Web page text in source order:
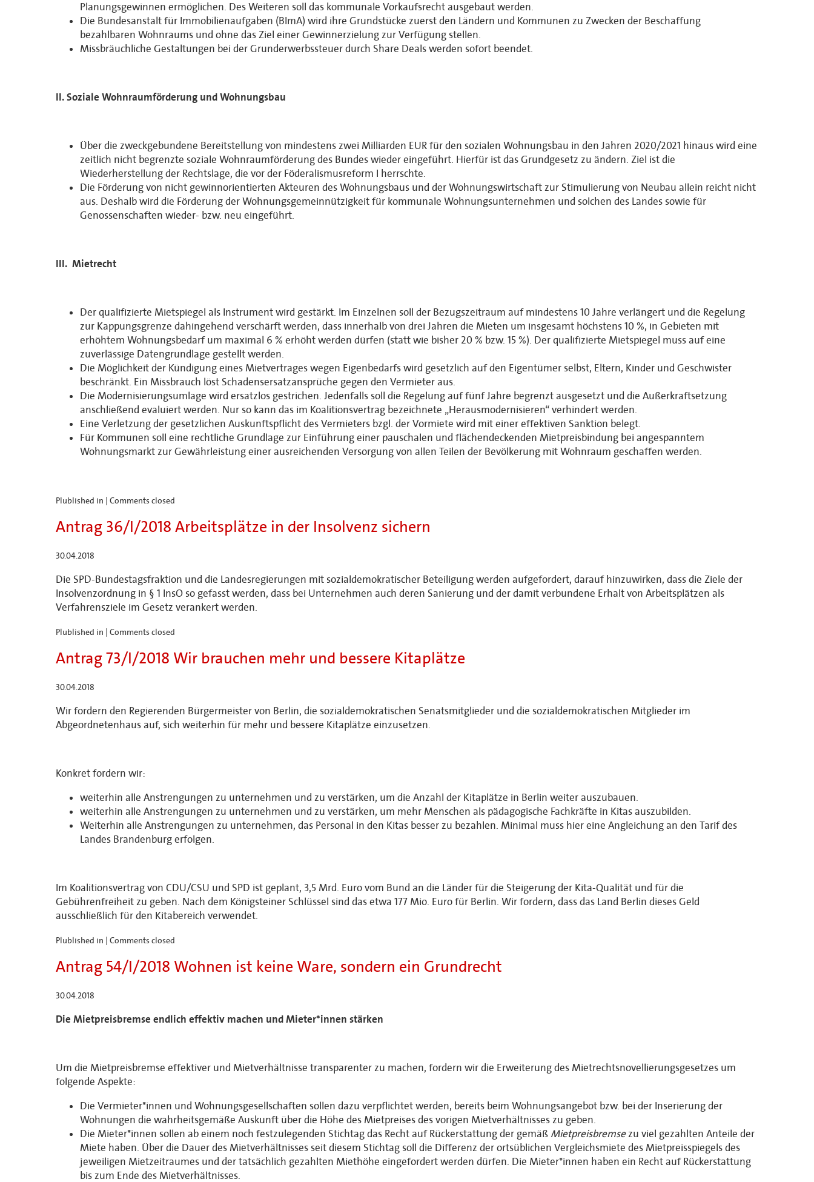
Planungsgewinnen ermöglichen. Des Weiteren soll das kommunale Vorkaufsrecht ausgebaut werden.
Die Bundesanstalt für Immobilienaufgaben (BImA) wird ihre Grundstücke zuerst den Ländern und Kommunen zu Zwecken der Beschaffung
bezahlbaren Wohnraums und ohne das Ziel einer Gewinnerzielung zur Verfügung stellen.
Missbräuchliche Gestaltungen bei der Grunderwerbssteuer durch Share Deals werden sofort beendet.
II. Soziale Wohnraumförderung und Wohnungsbau
Über die zweckgebundene Bereitstellung von mindestens zwei Milliarden EUR für den sozialen Wohnungsbau in den Jahren 2020/2021 hinaus wird eine
zeitlich nicht begrenzte soziale Wohnraumförderung des Bundes wieder eingeführt. Hierfür ist das Grundgesetz zu ändern. Ziel ist die
Wiederherstellung der Rechtslage, die vor der Föderalismusreform I herrschte.
Die Förderung von nicht gewinnorientierten Akteuren des Wohnungsbaus und der Wohnungswirtschaft zur Stimulierung von Neubau allein reicht nicht
aus. Deshalb wird die Förderung der Wohnungsgemeinnützigkeit für kommunale Wohnungsunternehmen und solchen des Landes sowie für
Genossenschaften wieder- bzw. neu eingeführt.
III. Mietrecht
Der qualifizierte Mietspiegel als Instrument wird gestärkt. Im Einzelnen soll der Bezugszeitraum auf mindestens 10 Jahre verlängert und die Regelung
zur Kappungsgrenze dahingehend verschärft werden, dass innerhalb von drei Jahren die Mieten um insgesamt höchstens 10 %, in Gebieten mit
erhöhtem Wohnungsbedarf um maximal 6 % erhöht werden dürfen (statt wie bisher 20 % bzw. 15 %). Der qualifizierte Mietspiegel muss auf eine
zuverlässige Datengrundlage gestellt werden.
Die Möglichkeit der Kündigung eines Mietvertrages wegen Eigenbedarfs wird gesetzlich auf den Eigentümer selbst, Eltern, Kinder und Geschwister
beschränkt. Ein Missbrauch löst Schadensersatzansprüche gegen den Vermieter aus.
Die Modernisierungsumlage wird ersatzlos gestrichen. Jedenfalls soll die Regelung auf fünf Jahre begrenzt ausgesetzt und die Außerkraftsetzung
anschließend evaluiert werden. Nur so kann das im Koalitionsvertrag bezeichnete „Herausmodernisieren“ verhindert werden.
Eine Verletzung der gesetzlichen Auskunftspflicht des Vermieters bzgl. der Vormiete wird mit einer effektiven Sanktion belegt.
Für Kommunen soll eine rechtliche Grundlage zur Einführung einer pauschalen und flächendeckenden Mietpreisbindung bei angespanntem
Wohnungsmarkt zur Gewährleistung einer ausreichenden Versorgung von allen Teilen der Bevölkerung mit Wohnraum geschaffen werden.
Plublished in | Comments closed
Antrag 36/I/2018 Arbeitsplätze in der Insolvenz sichern
30.04.2018
Die SPD-Bundestagsfraktion und die Landesregierungen mit sozialdemokratischer Beteiligung werden aufgefordert, darauf hinzuwirken, dass die Ziele der
Insolvenzordnung in § 1 InsO so gefasst werden, dass bei Unternehmen auch deren Sanierung und der damit verbundene Erhalt von Arbeitsplätzen als
Verfahrensziele im Gesetz verankert werden.
Plublished in | Comments closed
Antrag 73/I/2018 Wir brauchen mehr und bessere Kitaplätze
30.04.2018
Wir fordern den Regierenden Bürgermeister von Berlin, die sozialdemokratischen Senatsmitglieder und die sozialdemokratischen Mitglieder im
Abgeordnetenhaus auf, sich weiterhin für mehr und bessere Kitaplätze einzusetzen.
Konkret fordern wir:
weiterhin alle Anstrengungen zu unternehmen und zu verstärken, um die Anzahl der Kitaplätze in Berlin weiter auszubauen.
weiterhin alle Anstrengungen zu unternehmen und zu verstärken, um mehr Menschen als pädagogische Fachkräfte in Kitas auszubilden.
Weiterhin alle Anstrengungen zu unternehmen, das Personal in den Kitas besser zu bezahlen. Minimal muss hier eine Angleichung an den Tarif des
Landes Brandenburg erfolgen.
Im Koalitionsvertrag von CDU/CSU und SPD ist geplant, 3,5 Mrd. Euro vom Bund an die Länder für die Steigerung der Kita-Qualität und für die
Gebührenfreiheit zu geben. Nach dem Königsteiner Schlüssel sind das etwa 177 Mio. Euro für Berlin. Wir fordern, dass das Land Berlin dieses Geld
ausschließlich für den Kitabereich verwendet.
Plublished in | Comments closed
Antrag 54/I/2018 Wohnen ist keine Ware, sondern ein Grundrecht
30.04.2018
Die Mietpreisbremse endlich effektiv machen und Mieter*innen stärken
Um die Mietpreisbremse effektiver und Mietverhältnisse transparenter zu machen, fordern wir die Erweiterung des Mietrechtsnovellierungsgesetzes um
folgende Aspekte:
Die Vermieter*innen und Wohnungsgesellschaften sollen dazu verpflichtet werden, bereits beim Wohnungsangebot bzw. bei der Inserierung der
Wohnungen die wahrheitsgemäße Auskunft über die Höhe des Mietpreises des vorigen Mietverhältnisses zu geben.
Die Mieter*innen sollen ab einem noch festzulegenden Stichtag das Recht auf Rückerstattung der gemäß Mietpreisbremsezu viel gezahlten Anteile der
Miete haben. Über die Dauer des Mietverhältnisses seit diesem Stichtag soll die Differenz der ortsüblichen Vergleichsmiete des Mietpreisspiegels des
jeweiligen Mietzeitraumes und der tatsächlich gezahlten Miethöhe eingefordert werden dürfen. Die Mieter*innen haben ein Recht auf Rückerstattung
bis zum Ende des Mietverhältnisses.